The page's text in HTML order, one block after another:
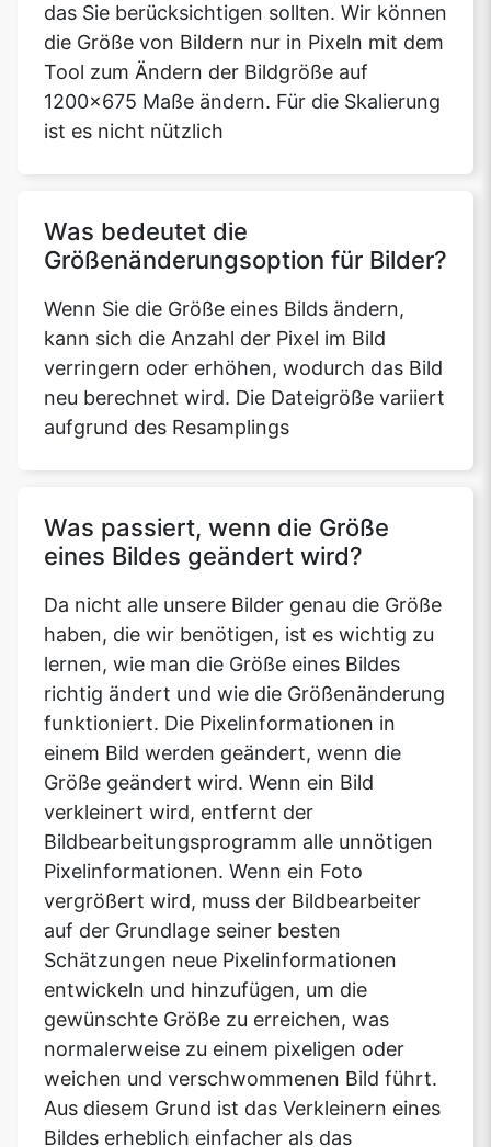
das Sie berücksichtigen sollten. Wir können
die Größe von Bildern nur in Pixeln mit dem
Tool zum Ändern der Bildgröße auf
1200x675 Maße ändern. Für die Skalierung
ist es nicht nützlich
Was bedeutet die
Größenänderungsoption für Bilder?
Wenn Sie die Größe eines Bilds ändern,
kann sich die Anzahl der Pixel im Bild
verringern oder erhöhen, wodurch das Bild
neu berechnet wird. Die Dateigröße variiert
aufgrund des Resamplings
Was passiert, wenn die Größe
eines Bildes geändert wird?
Da nicht alle unsere Bilder genau die Größe
haben, die wir benötigen, ist es wichtig zu
lernen, wie man die Größe eines Bildes
richtig ändert und wie die Größenänderung
funktioniert. Die Pixelinformationen in
einem Bild werden geändert, wenn die
Größe geändert wird. Wenn ein Bild
verkleinert wird, entfernt der
Bildbearbeitungsprogramm alle unnötigen
Pixelinformationen. Wenn ein Foto
vergrößert wird, muss der Bildbearbeiter
auf der Grundlage seiner besten
Schätzungen neue Pixelinformationen
entwickeln und hinzufügen, um die
gewünschte Größe zu erreichen, was
normalerweise zu einem pixeligen oder
weichen und verschwommenen Bild führt.
Aus diesem Grund ist das Verkleinern eines
Bildes erheblich einfacher als das